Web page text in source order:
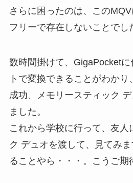
さらに困ったのは、この
フリーで存在しないことでし
数時間掛けて、GigaPocket
トで変換できることがわか
成功、メモリースティック
ました。
これから学校に行って、友人
ク デュオを渡して、見てみ
ることやら・・・。こうご期